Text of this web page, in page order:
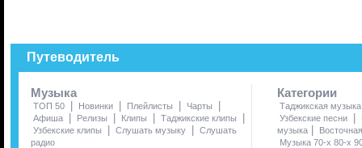
Путеводитель
Музыка
ТОП 50 | Новинки | Плейлисты | Чарты |
Афиша | Релизы | Клипы | Таджикские клипы |
Узбекские клипы | Слушать музыку | Слушать
радио
Категории
Таджикская музыка
Узбекские песни
|
музыка |
Музыка 70-х 80-х